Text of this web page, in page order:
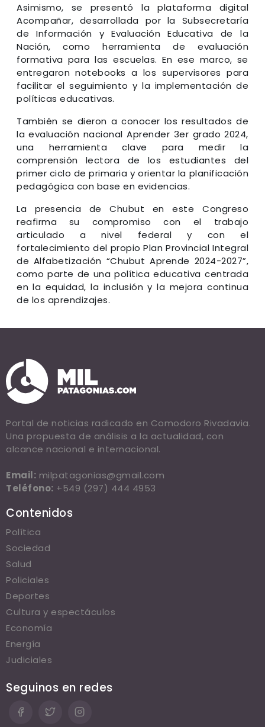
Asimismo, se presentó la plataforma digital
Acompañar, desarrollada por la Subsecretaría
de Información y Evaluación Educativa de la
Nación, como herramienta de evaluación
formativa para las escuelas. En ese marco, se
entregaron notebooks a los supervisores para
facilitar el seguimiento y la implementación de
políticas educativas.
También se dieron a conocer los resultados de
la evaluación nacional Aprender 3er grado 2024,
una herramienta clave para medir la
comprensión lectora de los estudiantes del
primer ciclo de primaria y orientar la planificación
pedagógica con base en evidencias.
La presencia de Chubut en este Congreso
reafirma su compromiso con el trabajo
articulado a nivel federal y con el
fortalecimiento del propio Plan Provincial Integral
de Alfabetización “Chubut Aprende 2024-2027”,
como parte de una política educativa centrada
en la equidad, la inclusión y la mejora continua
de los aprendizajes.
Portal de noticias radicado en Comodoro Rivadavia.
Una propuesta de análisis a la actualidad, con
alcance nacional e internacional.
Email: milpatagonias@gmail.com
Teléfono: +549 (297) 444 4953
Contenidos
Política
Sociedad
Salud
Policiales
Deportes
Cultura y espectáculos
Economía
Energía
Judiciales
Seguinos en redes